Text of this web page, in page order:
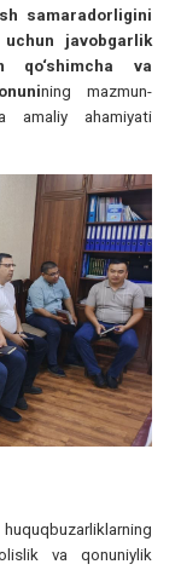
samaradorligini
javobgarlik
qo‘shimcha va
ning mazmun-
amaliy ahamiyati
va qonuniylik